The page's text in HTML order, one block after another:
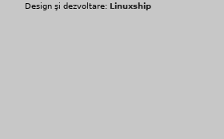
Design şi dezvoltare: Linuxship